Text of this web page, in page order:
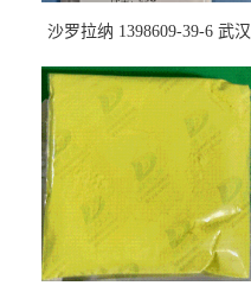
沙罗拉纳 1398609-39-6 武汉